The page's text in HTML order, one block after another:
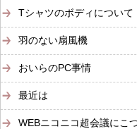
Tシャツのボディについて
羽のない扇風機
おいらのPC事情
最近は
WEBニコニコ超会議にこ